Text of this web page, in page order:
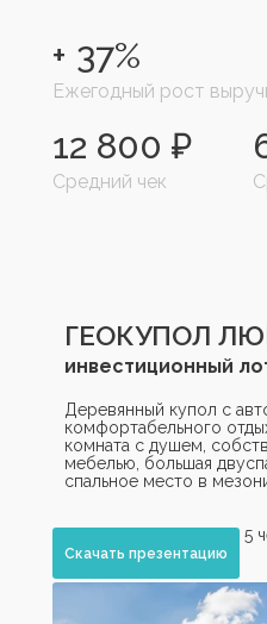
+ 37%
Ежегодный рост
12 800 ₽
Средний чек
Деревянный купол с
комфортабельного
комната с душем,
мебелью, большая
спальное место в
вместимость — до 5
площадь — 40 м²
инвестиционный
ГЕОКУПОЛ
Скачать презентацию